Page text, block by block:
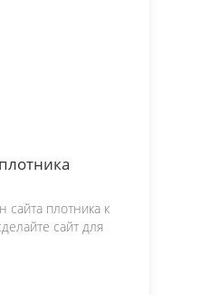
сайта плотника к
сайт для